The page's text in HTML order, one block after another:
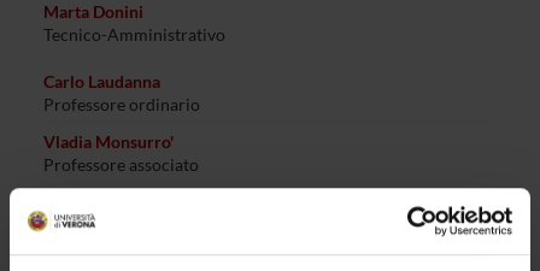
Marta Donini
Tecnico-Amministrativo
Carlo Laudanna
Professore ordinario
Vladia Monsurro'
Professore associato
Ricercatore